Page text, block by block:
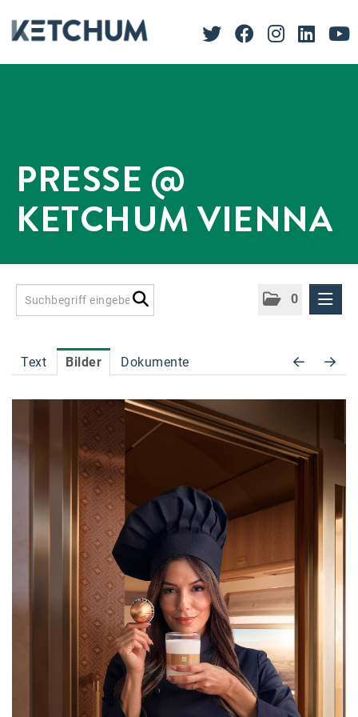
PRESSE @
KETCHUM VIENNA
0
Accessiway
Anadi Bank
Arthur D. Little
Bake the Shape
bellaflora
Brandl Talos
Text Bilder Dokumente